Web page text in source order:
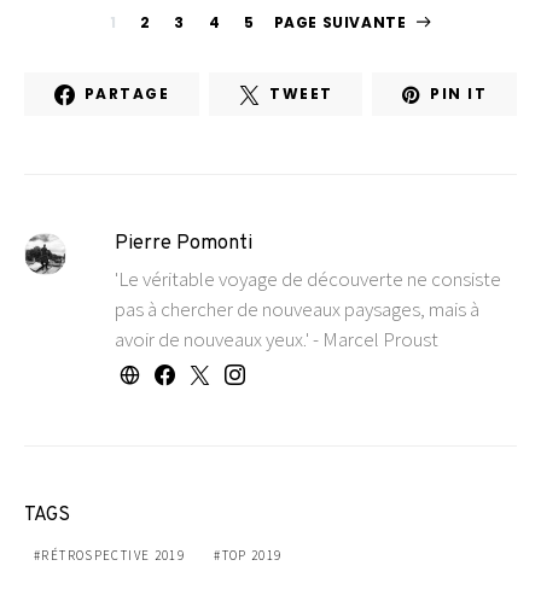
1 2 3 4 5 PAGE SUIVANTE
PARTAGE TWEET PIN IT
Pierre Pomonti
'Le véritable voyage de découverte ne consiste
pas à chercher de nouveaux paysages, mais à
avoir de nouveaux yeux.' - Marcel Proust
TAGS
RÉTROSPECTIVE 2019 TOP 2019